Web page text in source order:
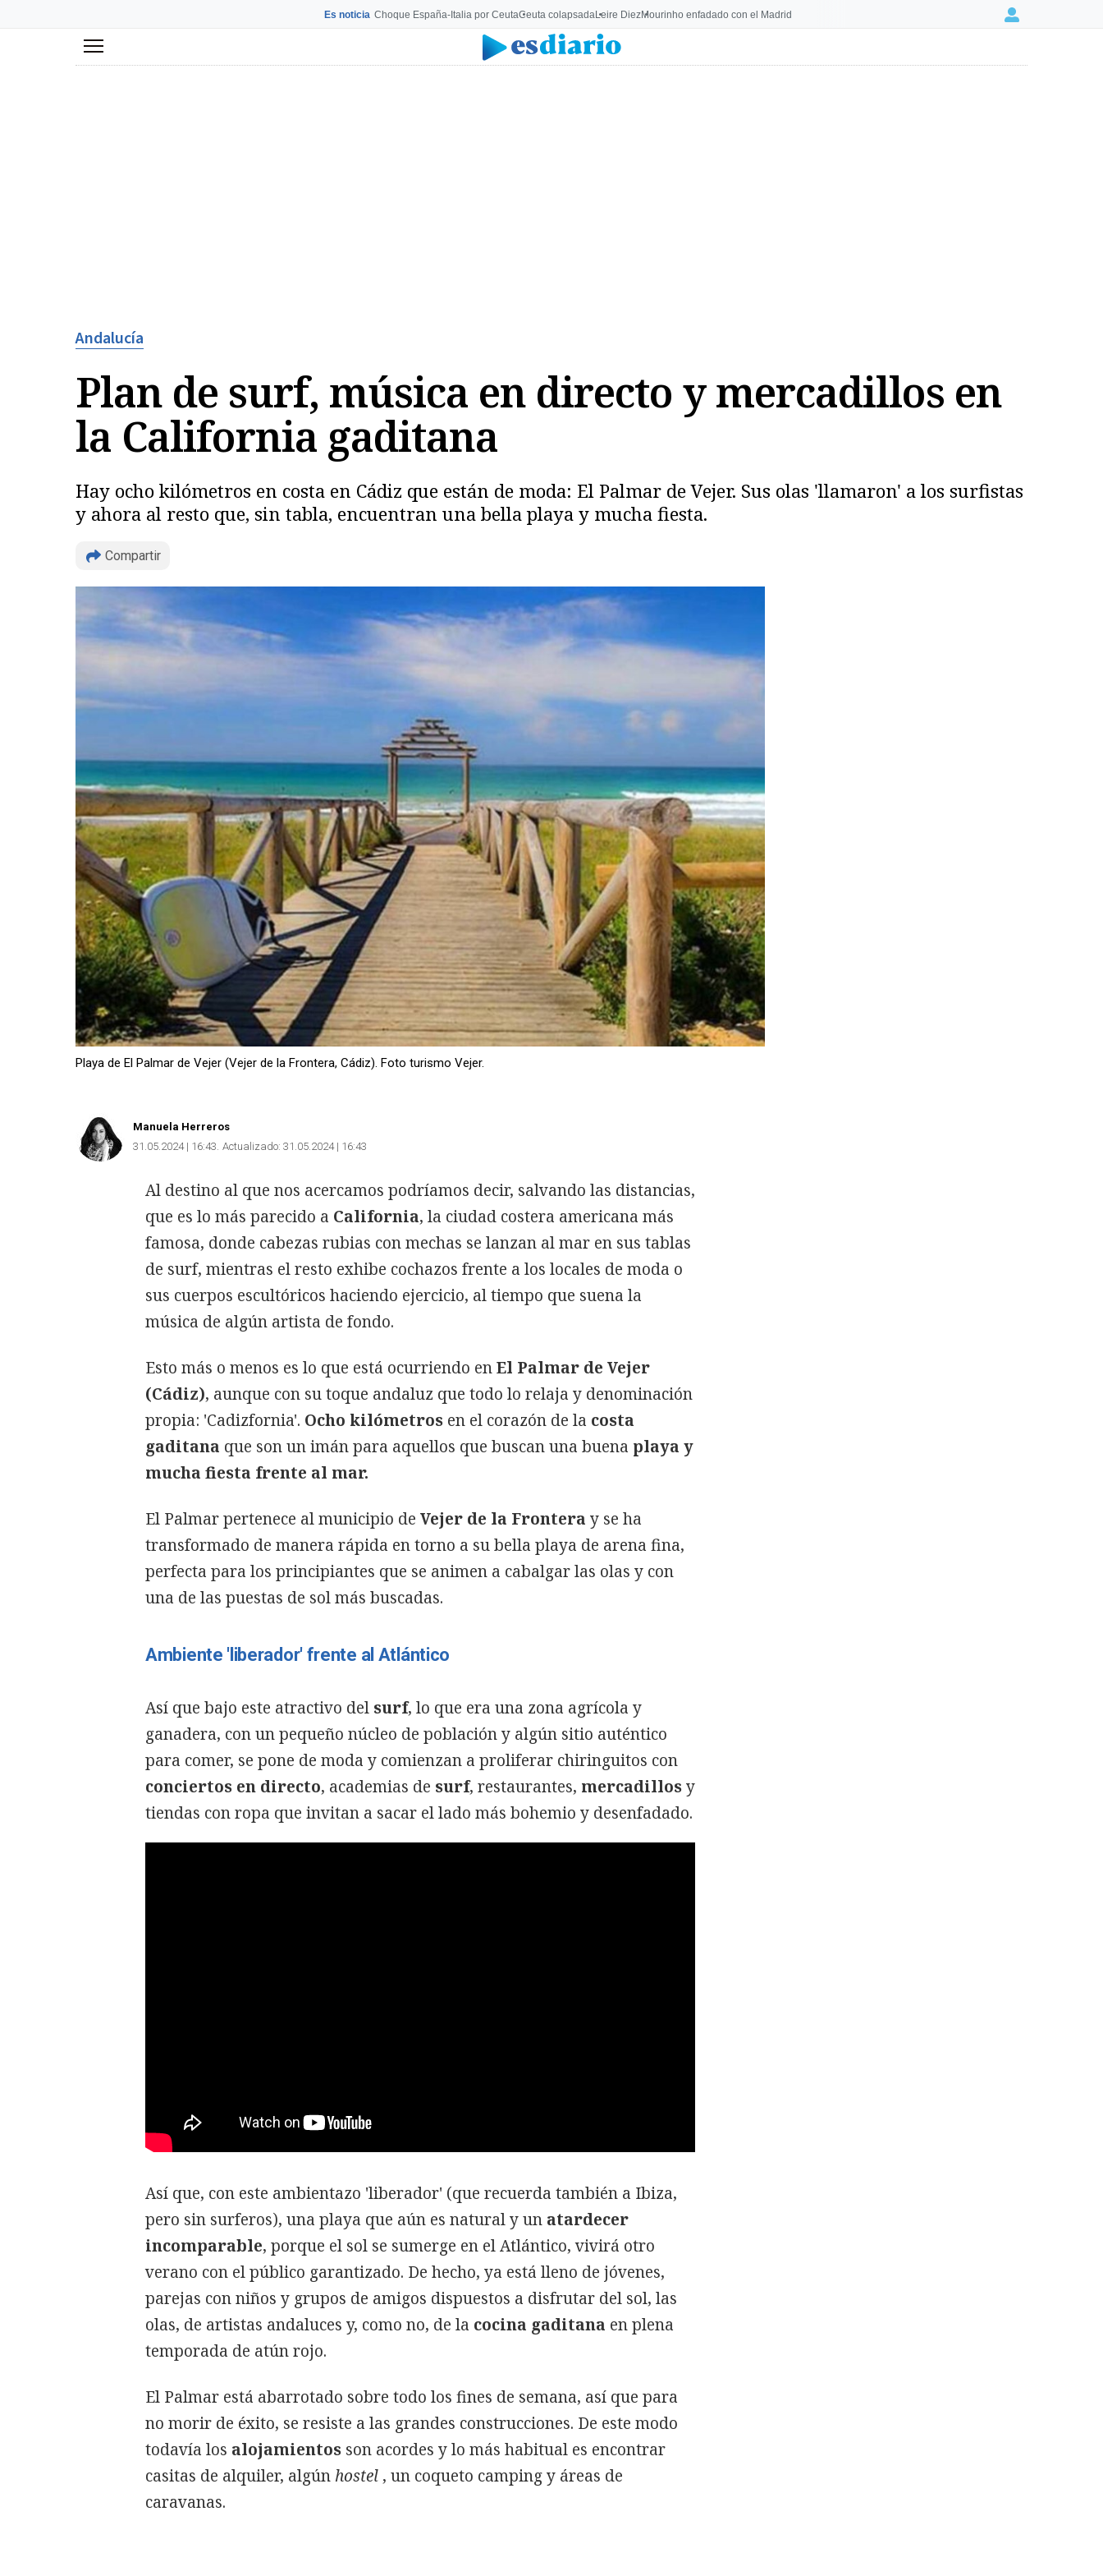
Es noticia Choque España-Italia por CeutaCeuta colapsadaLeire DiezMourinho enfadado con el Madrid Login
Menú
Andalucía
Plan de surf, música en directo y mercadillos en
la California gaditana
Hay ocho kilómetros en costa en Cádiz que están de moda: El Palmar de Vejer. Sus olas 'llamaron' a los surfistas
y ahora al resto que, sin tabla, encuentran una bella playa y mucha fiesta.
Compartir
Copiar
Playa de El Palmar de Vejer (Vejer de la Frontera, Cádiz). Foto turismo Vejer.
Manuela Herreros
31.05.2024 | 16:43 Actualizado: 31.05.2024 | 16:43
Al destino al que nos acercamos podríamos decir, salvando las distancias,
que es lo más parecido a California, la ciudad costera americana más
famosa, donde cabezas rubias con mechas se lanzan al mar en sus tablas
de surf, mientras el resto exhibe cochazos frente a los locales de moda o
sus cuerpos escultóricos haciendo ejercicio, al tiempo que suena la
música de algún artista de fondo.
Esto más o menos es lo que está ocurriendo enEl Palmar de Vejer
(Cádiz), aunque con su toque andaluz que todo lo relaja y denominación
propia: 'Cadizfornia'. Ocho kilómetros en el corazón de la costa
gaditana que son un imán para aquellos que buscan una buena playa y
mucha fiesta frente al mar.
El Palmar pertenece al municipio de Vejer de la Frontera y se ha
transformado de manera rápida en torno a su bella playa de arena fina,
perfecta para los principiantes que se animen a cabalgar las olas y con
una de las puestas de sol más buscadas.
Ambiente 'liberador' frente al Atlántico
Así que bajo este atractivo del surf, lo que era una zona agrícola y
ganadera, con un pequeño núcleo de población y algún sitio auténtico
para comer, se pone de moda y comienzan a proliferar chiringuitos con
conciertos en directo, academias de surf, restaurantes, mercadillosy
tiendas con ropa que invitan a sacar el lado más bohemio y desenfadado.
Así que, con este ambientazo 'liberador' (que recuerda también a Ibiza,
pero sin surferos), una playa que aún es natural y un atardecer
incomparable, porque el sol se sumerge en el Atlántico, vivirá otro
verano con el público garantizado. De hecho, ya está lleno de jóvenes,
parejas con niños y grupos de amigos dispuestos a disfrutar del sol, las
olas, de artistas andaluces y, como no, de la cocina gaditana en plena
temporada de atún rojo.
El Palmar está abarrotado sobre todo los fines de semana, así que para
no morir de éxito, se resiste a las grandes construcciones. De este modo
todavía los alojamientos son acordes y lo más habitual es encontrar
casitas de alquiler, algún hostel , un coqueto camping y áreas de
caravanas.